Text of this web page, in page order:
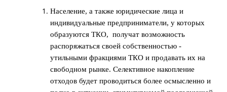
Население, а также юридические лица и
индивидуальные предприниматели, у которых
образуются ТКО, получат возможность
распоряжаться своей собственностью -
утильными фракциями ТКО и продавать их на
свободном рынке. Селективное накопление
отходов будет проводиться более осмысленно и